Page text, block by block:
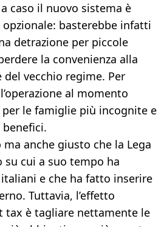
caso il nuovo sistema è
basterebbe infatti
detrazione per piccole
la convenienza alla
vecchio regime. Per
al momento
le famiglie più incognite e
benefici.
anche giusto che la Lega
cui a suo tempo ha
e che ha fatto inserire
Tuttavia, l’effetto
tax è tagliare nettamente le